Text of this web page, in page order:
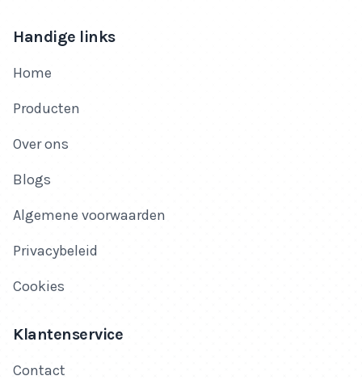
Handige links
Home
Producten
Over ons
Blogs
Algemene voorwaarden
Privacybeleid
Cookies
Klantenservice
Contact